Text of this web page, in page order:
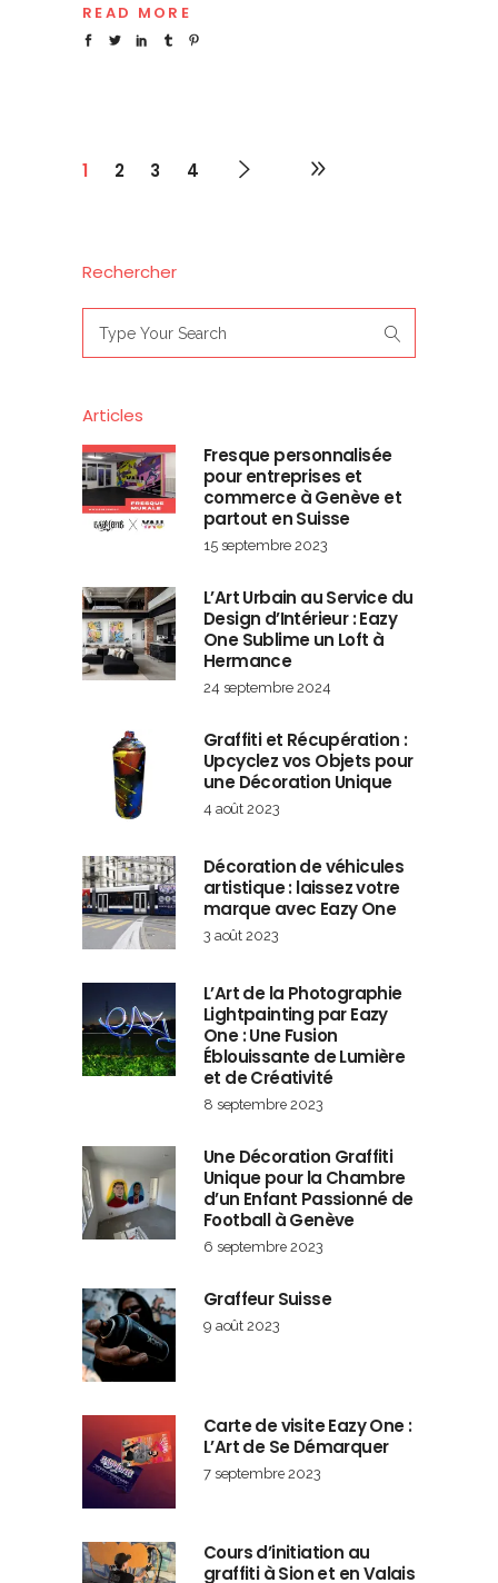
READ MORE
1 2 3 4
Rechercher
for:
Articles
Fresque personnalisée
pour entreprises et
commerce à Genève et
partout en Suisse
15 septembre 2023
L’Art Urbain au Service du
Design d’Intérieur : Eazy
One Sublime un Loft à
Hermance
24 septembre 2024
Graffiti et Récupération :
Upcyclez vos Objets pour
une Décoration Unique
4 août 2023
Décoration de véhicules
artistique : laissez votre
marque avec Eazy One
3 août 2023
L’Art de la Photographie
Lightpainting par Eazy
One : Une Fusion
Éblouissante de Lumière
et de Créativité
8 septembre 2023
Une Décoration Graffiti
Unique pour la Chambre
d’un Enfant Passionné de
Football à Genève
6 septembre 2023
Graffeur Suisse
9 août 2023
Carte de visite Eazy One :
L’Art de Se Démarquer
7 septembre 2023
Cours d’initiation au
graffiti à Sion et en Valais